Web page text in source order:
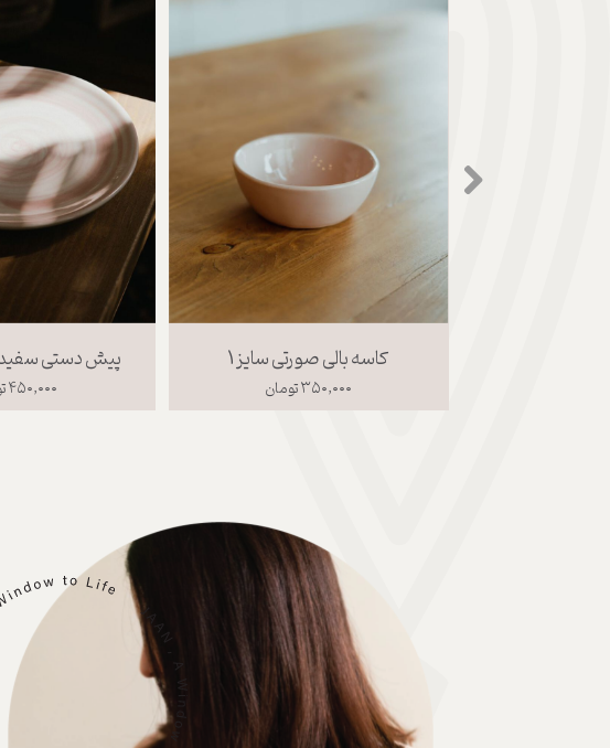
پیش دستی
۴۵۰,۰۰۰ تومان
کاسه بالی صورتی سایز 1
۳۵۰,۰۰۰ تومان